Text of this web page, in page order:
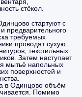
стёкол.
стартуют с
предварительного
требуемых
проводят сухую
текстильных
Затем наступает
мытьё напольных
поверхностей и
в Одинцово объём
Помимо